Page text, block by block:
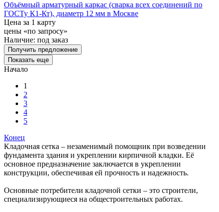
Объёмный арматурный каркас (сварка всех соединений по
ГОСТу К1-Кт), диаметр 12 мм в Москве
Цена за 1 карту
цены «по запросу»
Наличие: под заказ
Получить предложение
Показать еще
Начало
1
2
3
4
5
Конец
Кладочная сетка – незаменимый помощник при возведении
фундамента здания и укреплении кирпичной кладки. Её
основное предназначение заключается в укреплении
конструкции, обеспечивая ей прочность и надежность.
Основные потребители кладочной сетки – это строители,
специализирующиеся на общестроительных работах.